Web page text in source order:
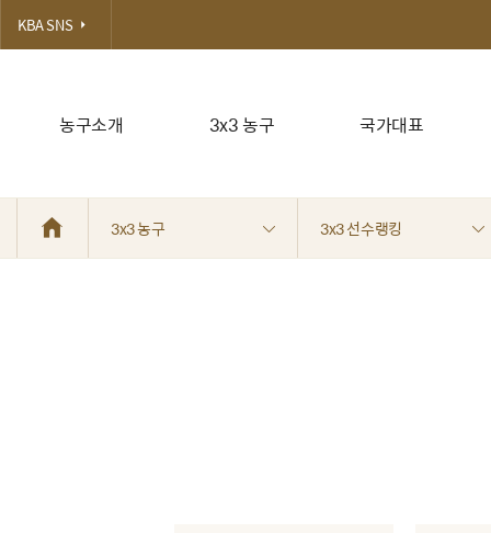
농구소개 3x3 농구 국가대표
KBA SNS
3x3 농구 3x3 선수랭킹